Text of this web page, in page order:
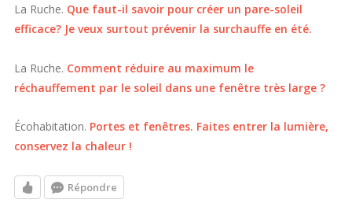
La Ruche. Que faut-il savoir pour créer un pare-soleil
efficace? Je veux surtout prévenir la surchauffe en été.
La Ruche. Comment réduire au maximum le
réchauffement par le soleil dans une fenêtre très large ?
Écohabitation. Portes et fenêtres. Faites entrer la lumière,
conservez la chaleur !
Répondre